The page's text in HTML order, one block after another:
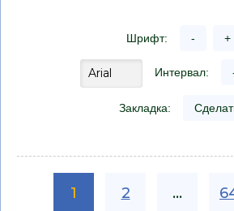
Шрифт: - +
Интервал:
Закладка:
1 2 ...